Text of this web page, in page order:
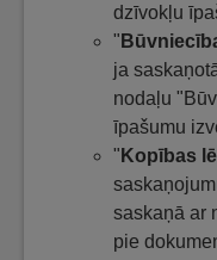
dzīvokļu
"
ja
nodaļu
īpašumu
" Kopības
saskaņā ar
pie